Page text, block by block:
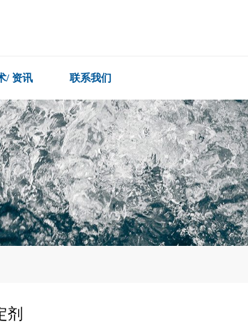
/ 资讯 联系我们
剂